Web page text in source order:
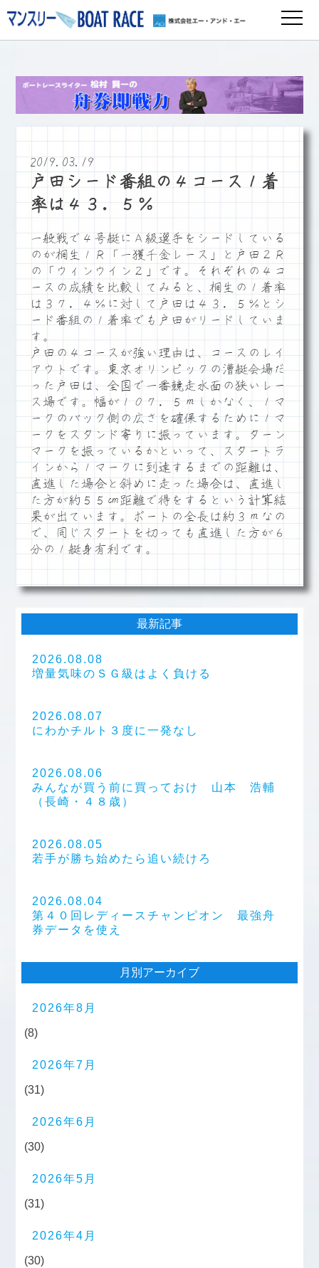
2019.03.19
戸田シード番組の４コース１着
率は４３．５％
一般戦で４号艇にＡ級選手をシードしている
のが桐生１Ｒ「一獲千金レース」と戸田２Ｒ
の「ウィンウイン２」です。それぞれの４コ
ースの成績を比較してみると、桐生の１着率
は３７．４％に対して戸田は４３．５％とシ
ード番組の１着率でも戸田がリードしていま
す。
戸田の４コースが強い理由は、コースのレイ
アウトです。東京オリンピックの漕艇会場だ
った戸田は、全国で一番競走水面の狭いレー
ス場です。幅が１０７．５ｍしかなく、１マ
ークのバック側の広さを確保するために１マ
ークをスタンド寄りに振っています。ターン
マークを振っているかといって、スタートラ
インから１マークに到達するまでの距離は、
直進した場合と斜めに走った場合は、直進し
た方が約５５㎝距離で得をするという計算結
果が出ています。ボートの全長は約３ｍなの
で、同じスタートを切っても直進した方が６
分の１艇身有利です。
最新記事
2026.08.08
増量気味のＳＧ級はよく負ける
2026.08.07
にわかチルト３度に一発なし
2026.08.06
みんなが買う前に買っておけ 山本 浩輔
（長崎・４８歳）
2026.08.05
若手が勝ち始めたら追い続けろ
2026.08.04
第４０回レディースチャンピオン 最強舟
券データを使え
月別アーカイブ
2026年8月
(8)
2026年7月
(31)
2026年6月
(30)
2026年5月
(31)
2026年4月
(30)